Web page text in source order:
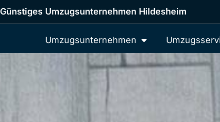
Günstiges Umzugsunternehmen Hildesheim
Umzugsunternehmen